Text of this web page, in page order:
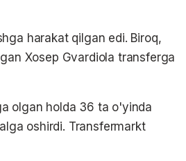
harakat qilgan edi. Biroq,
Xosep Gvardiola transferga
olgan holda 36 ta o'yinda
oshirdi. Transfermarkt